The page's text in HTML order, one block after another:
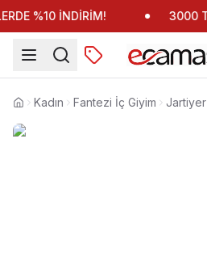
%10 İNDİRİM! 3000
Anasayfa
Kadın Fantezi İç Giyim Jartiyer